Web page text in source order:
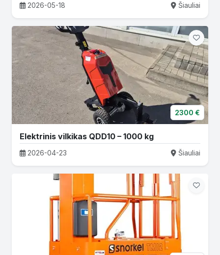
2026-05-18 Šiauliai
2300 €
Elektrinis vilkikas QDD10 – 1000 kg
2026-04-23 Šiauliai